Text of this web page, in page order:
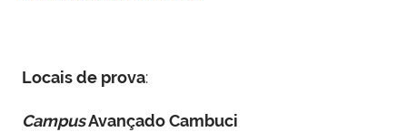
Locais de prova:
CampusAvançado Cambuci